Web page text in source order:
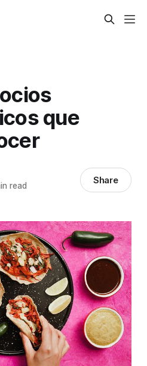
que
read Share